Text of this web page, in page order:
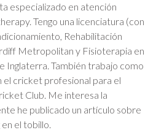
especializado en atención
Tengo una licenciatura (con
Rehabilitación
Metropolitan y Fisioterapia en
Inglaterra. También trabajo como
cricket profesional para el
Club. Me interesa la
he publicado un artículo sobre
el tobillo.